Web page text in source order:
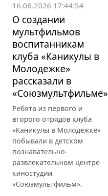
16.06.2026 17:44:54
О создании
мультфильмов
воспитанникам
клуба «Каникулы в
Молодежке»
рассказали в
«Союзмультфильме»
Ребята из первого и
второго отрядов клуба
«Каникулы в Молодежке»
побывали в детском
познавательно-
развлекательном центре
киностудии
«Союзмультфильм».